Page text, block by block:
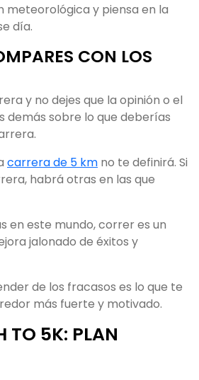
meteorológica y piensa en la
día.
CON LOS
y no dejes que la opinión o el
demás sobre lo que deberías
carrera de 5 km no te definirá. Si
habrá otras en las que
en este mundo, correr es un
jalonado de éxitos y
de los fracasos es lo que te
más fuerte y motivado.
TO 5K: PLAN